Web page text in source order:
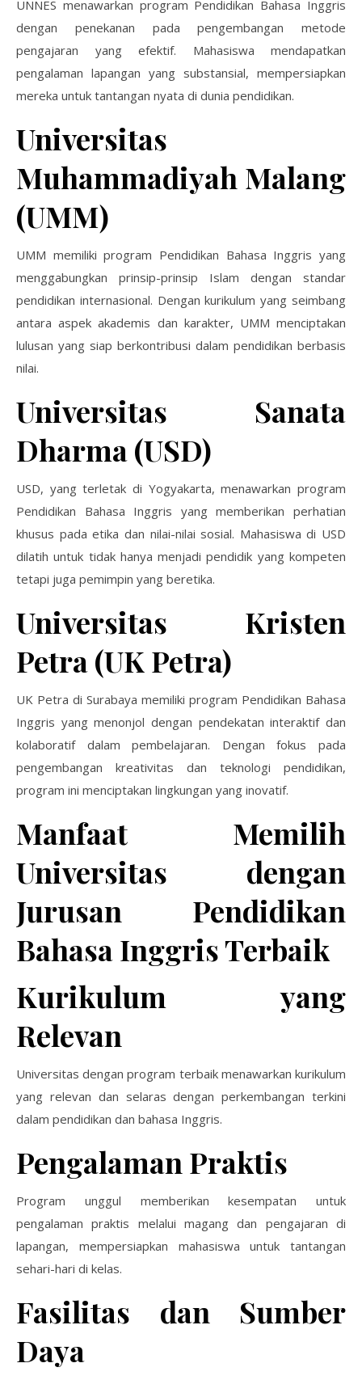
UNNES menawarkan program Pendidikan Bahasa Inggris
dengan penekanan pada pengembangan metode
pengajaran yang efektif. Mahasiswa mendapatkan
pengalaman lapangan yang substansial, mempersiapkan
mereka untuk tantangan nyata di dunia pendidikan.
Universitas
Muhammadiyah Malang
(UMM)
UMM memiliki program Pendidikan Bahasa Inggris yang
menggabungkan prinsip-prinsip Islam dengan standar
pendidikan internasional. Dengan kurikulum yang seimbang
antara aspek akademis dan karakter, UMM menciptakan
lulusan yang siap berkontribusi dalam pendidikan berbasis
nilai.
Universitas Sanata
Dharma (USD)
USD, yang terletak di Yogyakarta, menawarkan program
Pendidikan Bahasa Inggris yang memberikan perhatian
khusus pada etika dan nilai-nilai sosial. Mahasiswa di USD
dilatih untuk tidak hanya menjadi pendidik yang kompeten
tetapi juga pemimpin yang beretika.
Universitas Kristen
Petra (UK Petra)
UK Petra di Surabaya memiliki program Pendidikan Bahasa
Inggris yang menonjol dengan pendekatan interaktif dan
kolaboratif dalam pembelajaran. Dengan fokus pada
pengembangan kreativitas dan teknologi pendidikan,
program ini menciptakan lingkungan yang inovatif.
Manfaat Memilih
Universitas dengan
Jurusan Pendidikan
Bahasa Inggris Terbaik
Kurikulum yang
Relevan
Universitas dengan program terbaik menawarkan kurikulum
yang relevan dan selaras dengan perkembangan terkini
dalam pendidikan dan bahasa Inggris.
Pengalaman Praktis
Program unggul memberikan kesempatan untuk
pengalaman praktis melalui magang dan pengajaran di
lapangan, mempersiapkan mahasiswa untuk tantangan
sehari-hari di kelas.
Fasilitas dan Sumber
Daya